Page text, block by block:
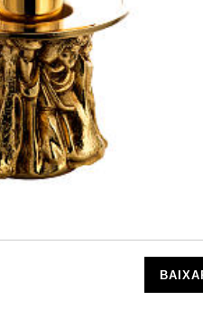
Santíssimo latão moldado